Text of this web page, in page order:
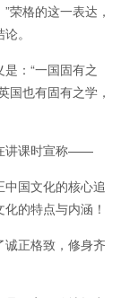
荣格的这一表达，
。
：“一国固有之
国也有固有之学，
讲课时宣称——
国文化的核心追
的特点与内涵！
正格致，修身齐